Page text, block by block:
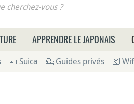
?
APPRENDRE LE JAPONAIS
🪪 Suica 💁 Guides privés 🛜